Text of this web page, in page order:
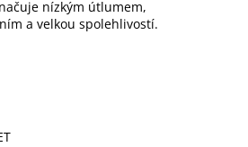
nízkým útlumem,
a velkou spolehlivostí.